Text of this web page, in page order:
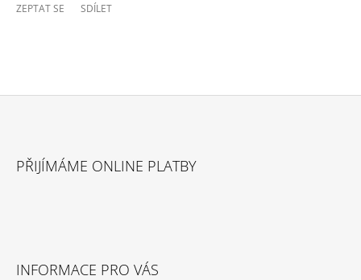
ZEPTAT SE SDÍLET
PŘIJÍMÁME ONLINE PLATBY
INFORMACE PRO VÁS